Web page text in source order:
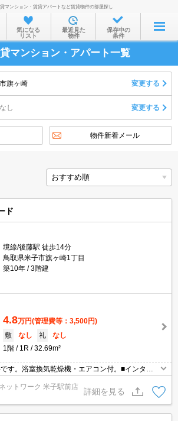
お部屋を探す
沿線・駅から
住所から
物件特集から
不動産会社から
TOP
マンション・賃貸アパートなど賃貸物件の部屋探し
気になる
リスト
最近見た
物件
保存中の
条件
マンション・アパート一覧
旗ヶ崎 変更する
し 変更する
物件新着メール
ド
境線/後藤駅 徒歩14分
鳥取県米子市旗ヶ崎1丁目
築10年
3階建
4.8万円(管理費等：3,500円)
敷
なし 礼
なし
1階
1R 32.69m²
す。浴室換気乾燥機・エアコン付。■インター
外の月額コストを削減できます♪（D.U-NET）
ットワーク 米子駅前店
詳細を見る